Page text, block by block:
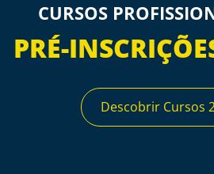
CURSOS
PRÉ-
Descobrir Cursos